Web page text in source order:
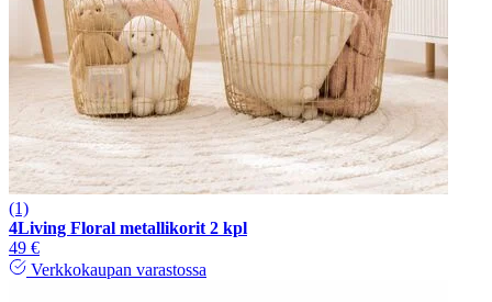
(1)
4Living Floral metallikorit 2 kpl
49 €
Verkkokaupan varastossa